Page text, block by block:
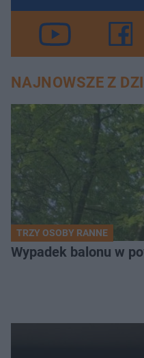
NAJNOWSZE Z
TRZY OSOBY RANNE
Wypadek balonu w